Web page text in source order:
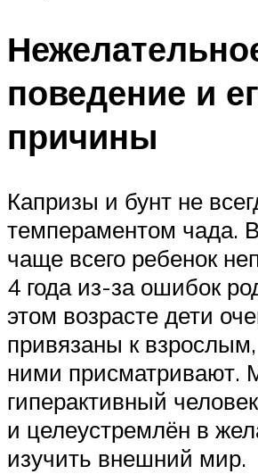
поведение и
причины
Капризы и бунт не
темпераментом чада.
чаще всего ребенок
4 года из-за ошибок
этом возрасте дети
привязаны к
ними присматривают.
гиперактивный
и целеустремлён в
изучить внешний мир.